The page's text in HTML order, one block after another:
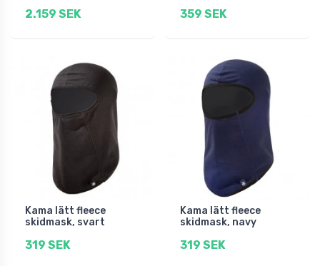
2.159 SEK 359 SEK
Kama lätt fleece
skidmask, svart
319 SEK
Kama lätt fleece
skidmask, navy
319 SEK